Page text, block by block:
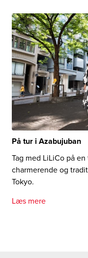
På tur i Azabujuban
Tag med LiLiCo på
charmerende og
Tokyo.
Læs mere